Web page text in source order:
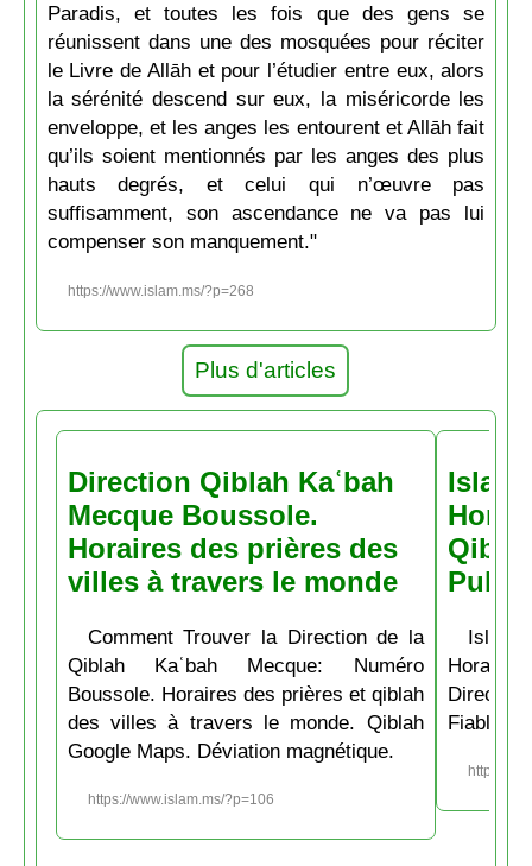
Paradis, et toutes les fois que des gens se
réunissent dans une des mosquées pour réciter
le Livre de Allāh et pour l’étudier entre eux, alors
la sérénité descend sur eux, la miséricorde les
enveloppe, et les anges les entourent et Allāh fait
qu’ils soient mentionnés par les anges des plus
hauts degrés, et celui qui n’œuvre pas
suffisamment, son ascendance ne va pas lui
compenser son manquement."
https://www.islam.ms/?p=268
Plus d'articles
Direction Qiblah Kaʿbah
Mecque Boussole.
Horaires des prières des
villes à travers le monde
Comment Trouver la Direction de la
Qiblah Kaʿbah Mecque: Numéro
Boussole. Horaires des prières et qiblah
des villes à travers le monde. Qiblah
Google Maps. Déviation magnétique.
https://www.islam.ms/?p=106
Pubs
Fiable et
https://